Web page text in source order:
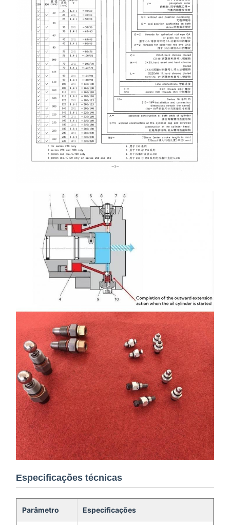
Especificações técnicas
Parâmetro Especificações